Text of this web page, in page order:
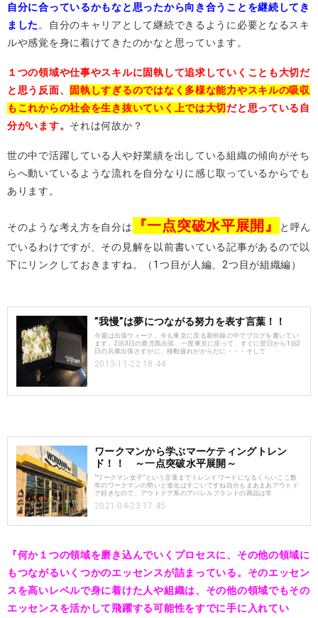
自分に合っているかもなと思ったから向き合うことを継続してき
ました。自分のキャリアとして継続できるように必要となるスキ
ルや感覚を身に着けてきたのかなと思っています。
１つの領域や仕事やスキルに固執して追求していくことも大切だ
と思う反面、 固執しすぎるのではなく多様な能力やスキルの吸収
もこれからの社会を生き抜いていく上では大切だと思っている自
分がいます。 それは何故か？
世の中で活躍している人や好業績を出している組織の傾向がそち
らへ動いているような流れを自分なりに感じ取っているからでも
あります。
そのような考え方を自分は 『一点突破水平展開』
と呼ん
でいるわけですが、その見解を以前書いている記事があるので以
下にリンクしておきますね。（1つ目が人編、2つ目が組織編）
”我慢”は夢につながる努力を表す言葉！！
今週は出張ウィーク。今も東京に戻る新幹線の中でブログを書いてい
ます。2泊3日の鹿児島出張、一度東京に戻って、すぐに翌日から1泊2
日の兵庫出張さすがに、移動疲れがからだに・・・そして
2013-11-22 18:44
ワークマンから学ぶマーケティングトレン
ド！！ ～一点突破水平展開～
”ワークマン女子”という言葉までトレンドワードになるくらいここ数
年のワークマンの勢いと進化はすごいですね自分もまあまあアウトド
ア好きなので、アウトドア系のアパレルブランドの商品は常
2021-04-23 17:45
『何か１つの領域を磨き込んでいくプロセスに、その他の領域に
もつながるいくつかのエッセンスが詰まっている。そのエッセン
スを高いレベルで身に着けた人や組織は、その他の領域でもその
エッセンスを活かして飛躍する可能性をすでに手に入れてい